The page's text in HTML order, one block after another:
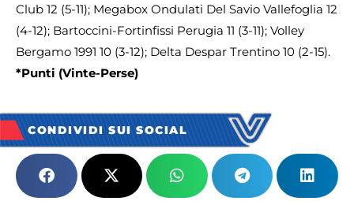
Club 12 (5-11); Megabox Ondulati Del Savio Vallefoglia 12
(4-12); Bartoccini-Fortinfissi Perugia 11 (3-11); Volley
Bergamo 1991 10 (3-12); Delta Despar Trentino 10 (2-15).
*Punti (Vinte-Perse)
CONDIVIDI SUI SOCIAL